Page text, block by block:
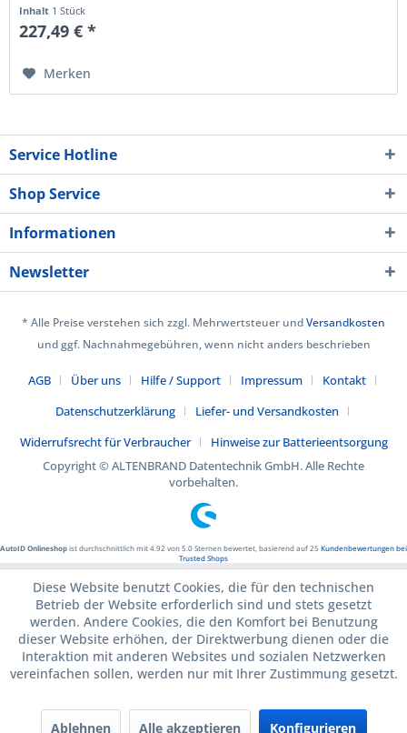
Inhalt 1 Stück
227,49 € *
Merken
Service Hotline
Shop Service
Informationen
Newsletter
* Alle Preise verstehen sich zzgl. Mehrwertsteuer undVersandkosten
und ggf. Nachnahmegebühren, wenn nicht anders beschrieben
AGB Über uns Hilfe / Support Impressum
Kontakt
Datenschutzerklärung
Liefer- und Versandkosten
Widerrufsrecht für Verbraucher
Hinweise zur Batterieentsorgung
Copyright © ALTENBRAND Datentechnik GmbH. Alle Rechte
vorbehalten.
AutoID Onlineshopist durchschnittlich mit4.92 von5.0Sternen bewertet, basierend auf25 Kundenbewertungen bei
Trusted Shops
Diese Website benutzt Cookies, die für den technischen
Betrieb der Website erforderlich sind und stets gesetzt
werden. Andere Cookies, die den Komfort bei Benutzung
dieser Website erhöhen, der Direktwerbung dienen oder die
Interaktion mit anderen Websites und sozialen Netzwerken
vereinfachen sollen, werden nur mit Ihrer Zustimmung gesetzt.
Ablehnen Alle akzeptieren Konfigurieren